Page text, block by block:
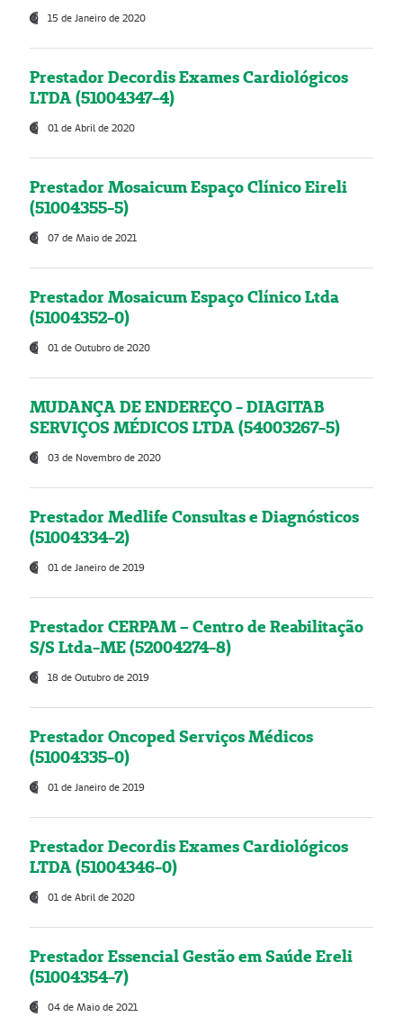
15 de Janeiro de 2020
Prestador Decordis Exames Cardiológicos
LTDA (51004347-4)
01 de Abril de 2020
Prestador Mosaicum Espaço Clínico Eireli
(51004355-5)
07 de Maio de 2021
Prestador Mosaicum Espaço Clínico Ltda
(51004352-0)
01 de Outubro de 2020
MUDANÇA DE ENDEREÇO - DIAGITAB
SERVIÇOS MÉDICOS LTDA (54003267-5)
03 de Novembro de 2020
Prestador Medlife Consultas e Diagnósticos
(51004334-2)
01 de Janeiro de 2019
Prestador CERPAM – Centro de Reabilitação
S/S Ltda-ME (52004274-8)
18 de Outubro de 2019
Prestador Oncoped Serviços Médicos
(51004335-0)
01 de Janeiro de 2019
Prestador Decordis Exames Cardiológicos
LTDA (51004346-0)
01 de Abril de 2020
Prestador Essencial Gestão em Saúde Ereli
(51004354-7)
04 de Maio de 2021